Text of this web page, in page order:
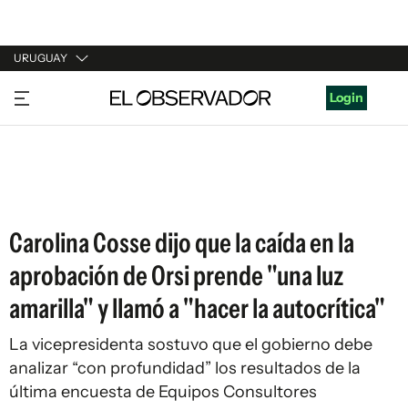
URUGUAY
URUGUAY
ARGENTINA
Login
Carolina Cosse dijo que la caída en la
aprobación de Orsi prende "una luz
amarilla" y llamó a "hacer la autocrítica"
La vicepresidenta sostuvo que el gobierno debe
analizar “con profundidad” los resultados de la
última encuesta de Equipos Consultores